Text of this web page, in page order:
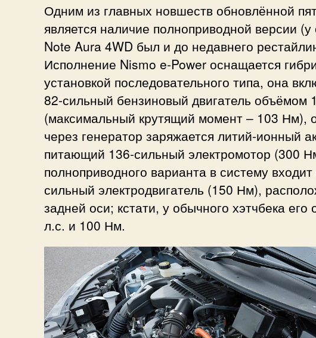
Одним из главных новшеств обновлённой
является наличие полноприводной версии (у
Note Aura 4WD был и до недавнего
Исполнение Nismo e-Power оснащается
установкой последовательного типа, она
82-сильный бензиновый двигатель объёмом
(максимальный крутящий момент – 103 Нм),
через генератор заряжается литий-ионный
питающий 136-сильный электромотор (300
полноприводного варианта в систему
сильный электродвигатель (150 Нм),
задней оси; кстати, у обычного хэтчбека его
л.с. и 100 Нм.